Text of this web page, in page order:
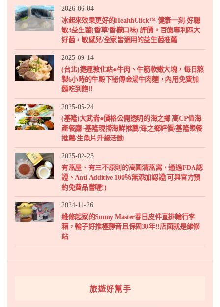
2026-06-04
冰起來效果更好的HealthClick™ 健康一刻-好聰
敏3益生菌(香草/香檬口味) 評價。百億專利四大
好菌，敏感兒/全家皆適用的益生菌推薦
2025-09-14
(台北)捷運敦化站●牛肉、牛筋軟嫩大塊，每日熬
製6小時的牛殿下秘傳金湯牛肉麵，內用免費加
麵吃到飽!!
2025-05-24
(基隆)大武崙●價格公開透明的海之鄉 高CP值海
產餐廳~基隆現撈海鮮推薦/海之鄉評價/基隆聚餐
推薦/生魚片升級活動
2025-02-23
有燕屋、有三不原則的高圓清燕窩，通過FDA認
證、Anti Additive 100％無添加認證(可與官方預
約免費品嘗喔!)
2024-11-26
維修起家的Sunny Master春日皮件直排輪行李
箱，輪子好推極靜音且保固30年!!店面就是維修
站
旅遊好幫手